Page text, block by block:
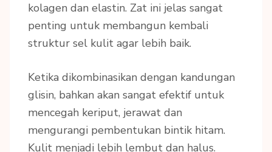
kolagen dan elastin. Zat ini jelas sangat
penting untuk membangun kembali
struktur sel kulit agar lebih baik.
Ketika dikombinasikan dengan kandungan
glisin, bahkan akan sangat efektif untuk
mencegah keriput, jerawat dan
mengurangi pembentukan bintik hitam.
Kulit menjadi lebih lembut dan halus.